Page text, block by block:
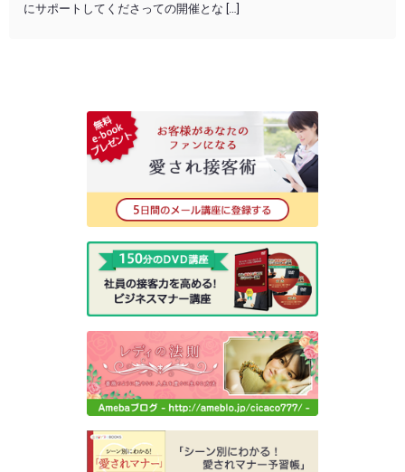
にサポートしてくださっての開催とな […]